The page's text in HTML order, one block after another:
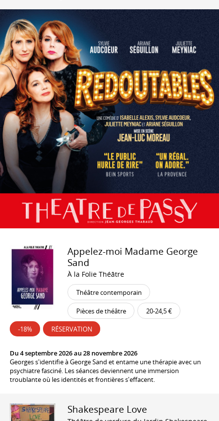
Appelez-moi Madame George
Sand
À la Folie Théâtre
Théâtre contemporain
Pièces de théâtre 20-24,5 €
-18% RÉSERVATION
Du 4 septembre 2026 au 28 novembre 2026
Georges s'identifie à George Sand et entame une thérapie avec un
psychiatre fasciné. Les séances deviennent une immersion
troublante où les identités et frontières s'effacent.
Shakespeare Love